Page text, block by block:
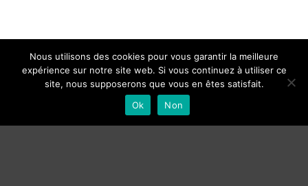
Nous utilisons des cookies pour vous garantir la meilleure
expérience sur notre site web. Si vous continuez à utiliser ce
site, nous supposerons que vous en êtes satisfait.
Ok
Non